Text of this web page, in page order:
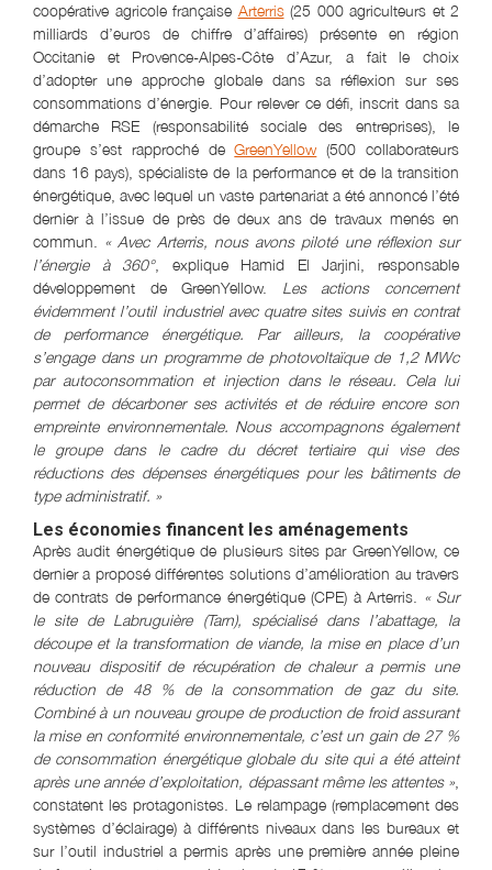
coopérative agricole française Arterris(25 000 agriculteurs et 2
milliards d’euros de chiffre d’affaires) présente en région
Occitanie et Provence-Alpes-Côte d’Azur, a fait le choix
d’adopter une approche globale dans sa réflexion sur ses
consommations d’énergie. Pour relever ce défi, inscrit dans sa
démarche RSE (responsabilité sociale des entreprises), le
groupe s’est rapproché deGreenYellow(500 collaborateurs
dans 16 pays), spécialiste de la performance et de la transition
énergétique, avec lequel un vaste partenariat a été annoncé l’été
dernier à l’issue de près de deux ans de travaux menés en
commun. « Avec Arterris, nous avons piloté une réflexion sur
l’énergie à 360°, explique Hamid El Jarjini, responsable
développement de GreenYellow. Les actions concernent
évidemment l’outil industriel avec quatre sites suivis en contrat
de performance énergétique. Par ailleurs, la coopérative
s’engage dans un programme de photovoltaïque de 1,2 MWc
par autoconsommation et injection dans le réseau. Cela lui
permet de décarboner ses activités et de réduire encore son
empreinte environnementale. Nous accompagnons également
le groupe dans le cadre du décret tertiaire qui vise des
réductions des dépenses énergétiques pour les bâtiments de
type administratif. »
Les économies financent les aménagements
Après audit énergétique de plusieurs sites par GreenYellow, ce
dernier a proposé différentes solutions d’amélioration au travers
de contrats de performance énergétique (CPE) à Arterris. « Sur
le site de Labruguière (Tarn), spécialisé dans l’abattage, la
découpe et la transformation de viande, la mise en place d’un
nouveau dispositif de récupération de chaleur a permis une
réduction de 48 % de la consommation de gaz du site.
Combiné à un nouveau groupe de production de froid assurant
la mise en conformité environnementale, c’est un gain de 27 %
de consommation énergétique globale du site qui a été atteint
après une année d’exploitation, dépassant même les attentes »
constatent les protagonistes. Le relampage (remplacement des
systèmes d’éclairage) à différents niveaux dans les bureaux et
sur l’outil industriel a permis après une première année pleine